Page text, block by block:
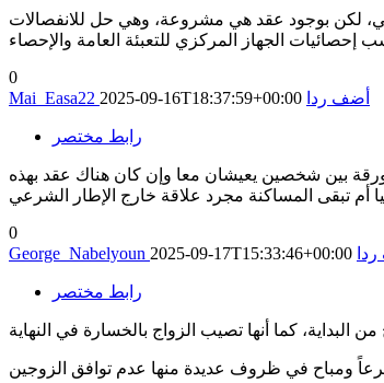
لكن بوجود عقد هي مشروعة، وهي حل للانفصالات
0
Mai_Easa22 2025-09-16T18:37:59+00:00 أضف ردا
رابط مختصر
بين شخصين يعيشان معا وإن كان هناك عقد بهذه
أم تبقى المساكنة مجرد علاقة خارج الإطار الشرعي
0
George_Nabelyoun 2025-09-17T15:33:46+00:00
رابط مختصر